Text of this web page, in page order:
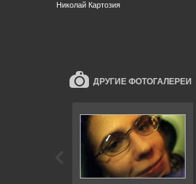
Николай Картозия
ДРУГИЕ ФОТОГАЛЕРЕИ